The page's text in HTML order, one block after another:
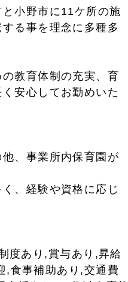
小野市に11ケ所の施
る事を理念に多種多
教育体制の充実、育
安心してお勤めいた
、事業所内保育園が
、経験や資格に応じ
度あり,賞与あり,昇給
,食事補助あり,交通費